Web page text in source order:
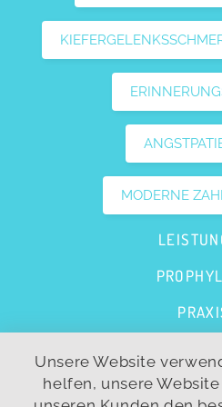
MODERNE
Unsere Website
helfen, unsere